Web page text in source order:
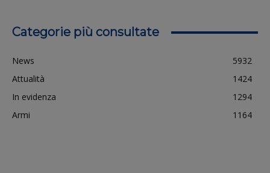
Categorie più consultate
News
5932
Attualità
1424
In evidenza
1294
Armi
1164